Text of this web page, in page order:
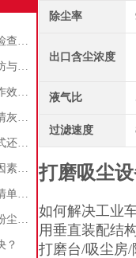
工业脉冲集尘器安装完后的检查工作详解
探讨脉冲反吹集尘器故障预防与维护要点
如何提高移动式吸尘器的工作效率？
如何确定石墨粉尘除尘器的清灰速度？
滤筒式集尘设备到底是竖装式还是横装式？
粉尘集尘机使用效率的影响因素及改进措施
脉冲反吹集尘机常用易损件清单与更换周期建议
怎样挑选一个好的打磨抛光粉尘吸尘器
？
除尘率
出口含尘浓度
液气比
过滤速度
打磨吸尘
如何解决工业
用垂直装配结
打磨台/吸尘房